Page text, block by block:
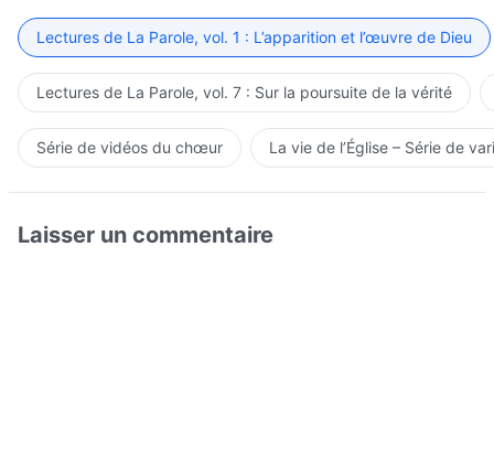
Lectures de La Parole, vol. 1 : L’apparition et l’œuvre de Dieu
Lectures de La Parole, vol. 7 : Sur la poursuite de la vérité
Série de vidéos du chœur La vie de l’Église – Série de
Laisser un commentaire